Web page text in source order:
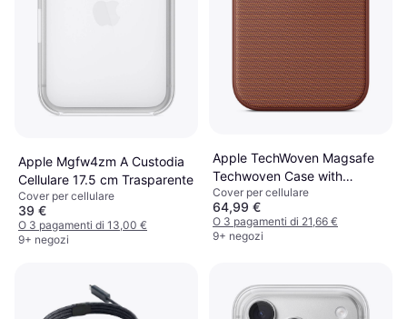
Apple Mgfw4zm A Custodia
Cellulare 17.5 cm Trasparente
Cover per cellulare
39 €
O 3 pagamenti di 13,00 €
9+ negozi
Apple TechWoven Magsafe
Techwoven Case with
MagSafe
Cover per cellulare
64,99 €
O 3 pagamenti di 21,66 €
9+ negozi